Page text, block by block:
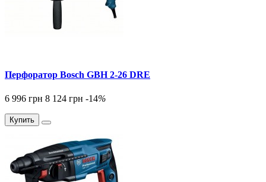
Перфоратор Bosch GBH 2-26 DRE
6 996 грн 8 124 грн -14%
Купить